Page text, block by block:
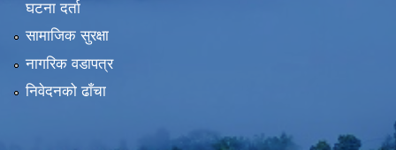
घटना दर्ता
सामाजिक सुरक्षा
नागरिक वडापत्र
निवेदनको ढाँचा